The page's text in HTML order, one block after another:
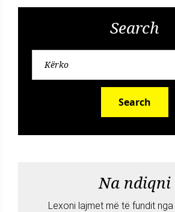
Search
Search
Na ndiqni
Lexoni lajmet më të fundit